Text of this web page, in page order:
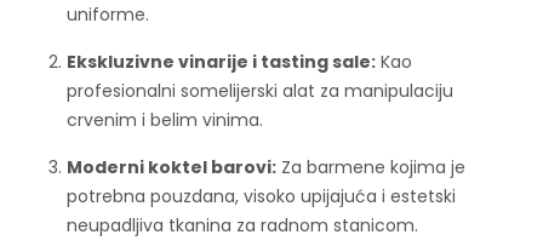
uniforme.
Ekskluzivne vinarije i tasting sale: Kao
profesionalni somelijerski alat za manipulaciju
crvenim i belim vinima.
Moderni koktel barovi: Za barmene kojima je
potrebna pouzdana, visoko upijajuća i estetski
neupadljiva tkanina za radnom stanicom.